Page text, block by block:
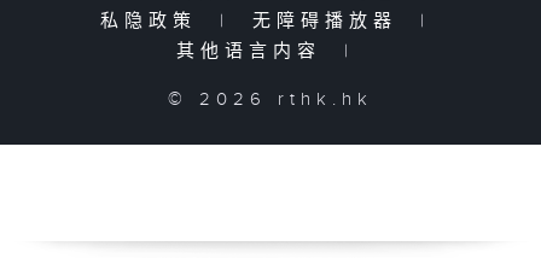
私隐政策
| 无障碍播放器
|
其他语言内容
|
© 2026 rthk.hk